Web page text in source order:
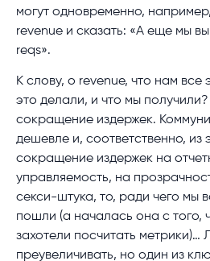
могут одновременно,
revenue и сказать: «А еще мы
reqs».
К слову, о revenue, что нам все
это делали, и что мы
сокращение издержек.
дешевле и, соответственно, из
сокращение издержек на
управляемость, на
секси-штука, то, ради чего мы
пошли (а началась она с того,
захотели посчитать метрики)…
преувеличивать, но один из